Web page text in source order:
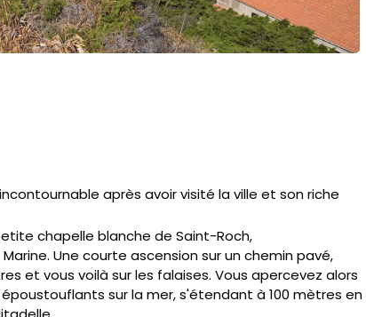
après avoir visité la ville et son riche
chapelle blanche de Saint-Roch,
Une courte ascension sur un chemin pavé,
et vous voilà sur les falaises. Vous apercevez alors
sur la mer, s'étendant à 100 mètres en